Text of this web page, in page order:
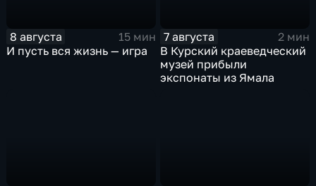
8 августа
15 мин
И пусть вся жизнь — игра
7 августа
2 мин
В Курский краеведческий
музей прибыли
экспонаты из Ямала